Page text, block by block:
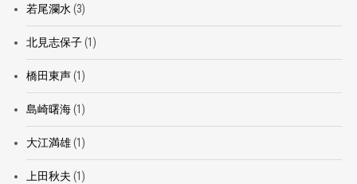
若尾瀾水(3)
北見志保子(1)
橋田東声(1)
島崎曙海(1)
大江満雄(1)
上田秋夫 (1)